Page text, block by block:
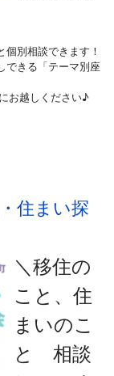
別相談できます！
できる「テーマ別座
お越しください♪
住まい探
＼移住の
こと、住
まいのこ
と 相談